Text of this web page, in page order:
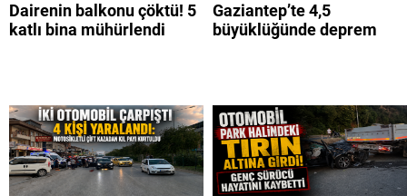
Dairenin balkonu çöktü! 5
katlı bina mühürlendi
Gaziantep’te 4,5
büyüklüğünde deprem